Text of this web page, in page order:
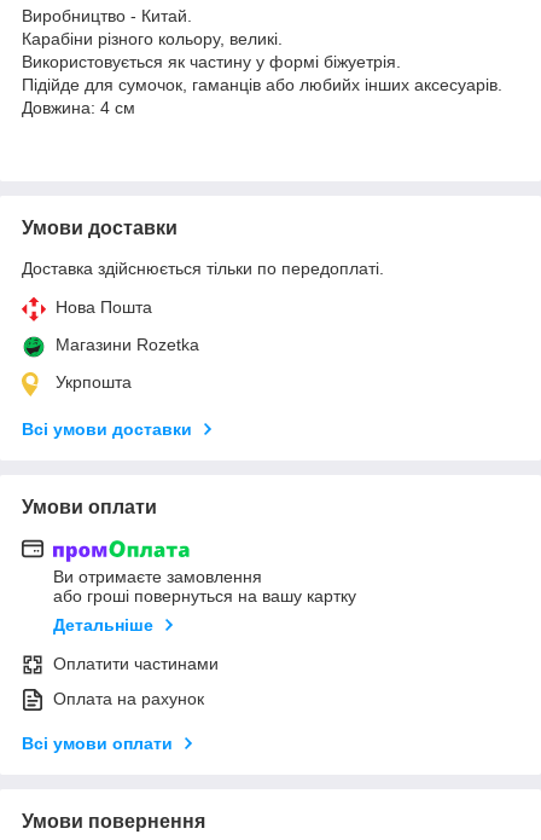
Виробництво - Китай.
Карабіни різного кольору, великі.
Використовується як частину у формі біжуетрія.
Підійде для сумочок, гаманців або любийх інших аксесуарів.
Довжина: 4 см
Умови доставки
Доставка здійснюється тільки по передоплаті.
Нова Пошта
Магазини Rozetka
Укрпошта
Всі умови доставки
Умови оплати
Ви отримаєте замовлення
або гроші повернуться на вашу картку
Детальніше
Оплатити частинами
Оплата на рахунок
Всі умови оплати
Умови повернення